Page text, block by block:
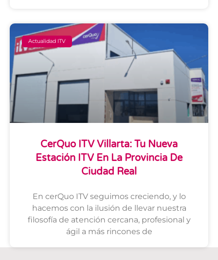
Actualidad ITV
CerQuo ITV Villarta: Tu Nueva
Estación ITV En La Provincia De
Ciudad Real
En cerQuo ITV seguimos creciendo, y lo
hacemos con la ilusión de llevar nuestra
filosofía de atención cercana, profesional y
ágil a más rincones de